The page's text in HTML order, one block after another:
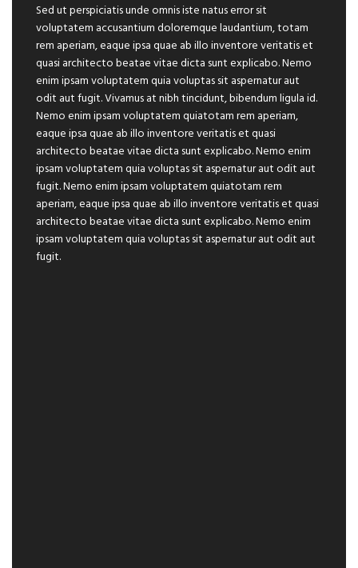
Sed ut perspiciatis unde omnis iste natus error sit
voluptatem accusantium doloremque laudantium, totam
rem aperiam, eaque ipsa quae ab illo inventore veritatis et
quasi architecto beatae vitae dicta sunt explicabo. Nemo
enim ipsam voluptatem quia voluptas sit aspernatur aut
odit aut fugit. Vivamus at nibh tincidunt, bibendum ligula id.
Nemo enim ipsam voluptatem quiatotam rem aperiam,
eaque ipsa quae ab illo inventore veritatis et quasi
architecto beatae vitae dicta sunt explicabo. Nemo enim
ipsam voluptatem quia voluptas sit aspernatur aut odit aut
fugit. Nemo enim ipsam voluptatem quiatotam rem
aperiam, eaque ipsa quae ab illo inventore veritatis et quasi
architecto beatae vitae dicta sunt explicabo. Nemo enim
ipsam voluptatem quia voluptas sit aspernatur aut odit aut
fugit.